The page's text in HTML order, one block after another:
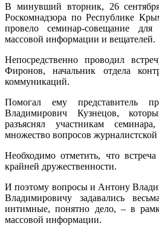
В минувший вторник, 26
Роскомнадзора по Республике
провело семинар-совещание для
массовой информации и вещателей.
Непосредственно проводил
Фиронов, начальник отдела
коммуникаций.
Помогал ему представитель
Владимирович Кузнецов,
разъяснял участникам
множество вопросов журналистской
Необходимо отметить, что
крайней дружественности.
И поэтому вопросы и Антону
Владимировичу задавались
интимные, понятно дело, – в
массовой информации.